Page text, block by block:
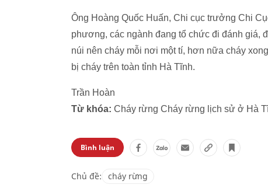
Ông Hoàng Quốc Huấn, Chi cục trưởng Chi
phương, các ngành đang tổ chức đi đánh giá,
núi nên cháy mỗi nơi một tí, hơn nữa cháy
bị cháy trên toàn tỉnh Hà Tĩnh.
Trần Hoàn
Từ khóa: Cháy rừng Cháy rừng lịch sử ở Hà
Bình luận
Chủ đề: cháy rừng